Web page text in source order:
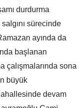
durdurma
sürecinde
ayında da
başlanan
çalışmalarında sona
büyük
devam